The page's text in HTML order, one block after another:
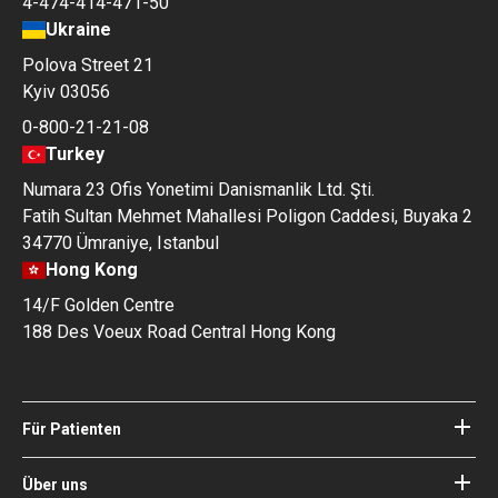
Ukraine
Polova Street 21
Kyiv 03056
0-800-21-21-08
Turkey
Numara 23 Ofis Yonetimi Danismanlik Ltd. Şti.
Fatih Sultan Mehmet Mahallesi Poligon Caddesi, Buyaka 2
34770 Ümraniye, Istanbul
Hong Kong
14/F Golden Centre
188 Des Voeux Road Central Hong Kong
Für Patienten
Kliniken
Ärzte
Über uns